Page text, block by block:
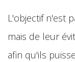
L'objectif n'est
mais de leur
afin qu'ils